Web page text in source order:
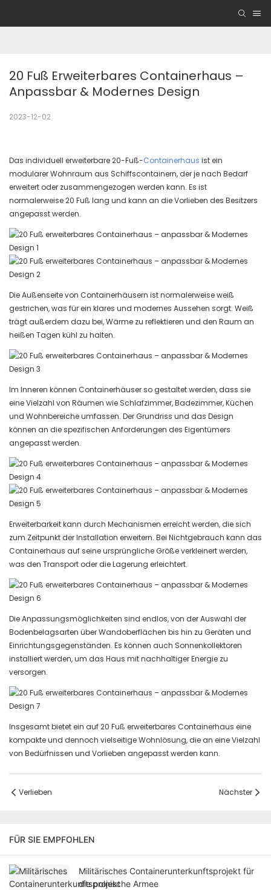
20 Fuß Erweiterbares Containerhaus –
Anpassbar & Modernes Design
2023-12-02
Das individuell erweiterbare 20-Fuß-Containerhaus ist ein
modularer Wohnraum aus Schiffscontainern, der je nach Bedarf
erweitert oder zusammengezogen werden kann. Es ist
normalerweise 20 Fuß lang und kann an die Vorlieben des Besitzers
angepasst werden.
Die Außenseite von Containerhäusern ist normalerweise weiß
gestrichen, was für ein klares und modernes Aussehen sorgt. Weiß
trägt außerdem dazu bei, Wärme zu reflektieren und den Raum an
heißen Tagen kühl zu halten.
Im Inneren können Containerhäuser so gestaltet werden, dass sie
eine Vielzahl von Räumen wie Schlafzimmer, Badezimmer, Küchen
und Wohnbereiche umfassen. Der Grundriss und das Design
können an die spezifischen Anforderungen des Eigentümers
angepasst werden.
Erweiterbarkeit kann durch Mechanismen erreicht werden, die sich
zum Zeitpunkt der Installation erweitern. Bei Nichtgebrauch kann das
Containerhaus auf seine ursprüngliche Größe verkleinert werden,
was den Transport oder die Lagerung erleichtert.
Die Anpassungsmöglichkeiten sind endlos, von der Auswahl der
Bodenbelagsarten über Wandoberflächen bis hin zu Geräten und
Einrichtungsgegenständen. Es können auch Sonnenkollektoren
installiert werden, um das Haus mit nachhaltiger Energie zu
versorgen.
Insgesamt bietet ein auf 20 Fuß erweiterbares Containerhaus eine
kompakte und dennoch vielseitige Wohnlösung, die an eine Vielzahl
von Bedürfnissen und Vorlieben angepasst werden kann.
Verlieben Nächster
FÜR SIE EMPFOHLEN
Militärisches Containerunterkunftsprojekt für
die polnische Armee